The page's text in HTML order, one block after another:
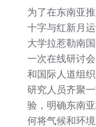
为了在东南亚
十字与红新月
大学拉惹勒南
一次在线研讨
和国际人道组
研究人员齐聚
验，明确东南
何将气候和环